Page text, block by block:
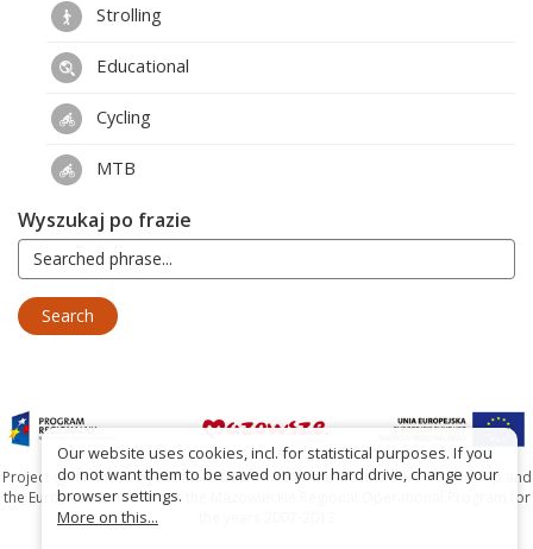
Strolling
Educational
Cycling
MTB
Wyszukaj po frazie
Project co-financed by the Marshal's Office of the Mazowieckie Voivodship and
the European Union under the Mazowieckie Regional Operational Program for
Our website uses cookies, incl. for statistical purposes. If you
do not want them to be saved on your hard drive, change your
browser settings.
More on this...